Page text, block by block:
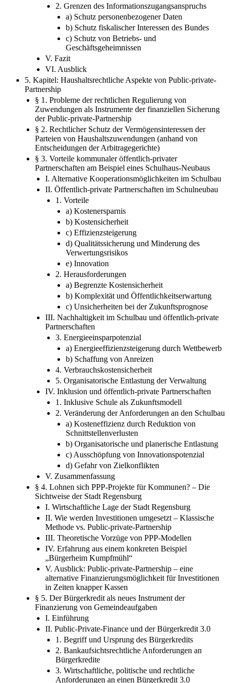
2. Grenzen des Informationszugangsanspruchs
a) Schutz personenbezogener Daten
b) Schutz fiskalischer Interessen des Bundes
c) Schutz von Betriebs- und
Geschäftsgeheimnissen
V. Fazit
VI. Ausblick
5. Kapitel: Haushaltsrechtliche Aspekte von Public-private-
Partnership
§ 1. Probleme der rechtlichen Regulierung von
Zuwendungen als Instrumente der finanziellen Sicherung
der Public-private-Partnership
§ 2. Rechtlicher Schutz der Vermögensinteressen der
Parteien von Haushaltszuwendungen (anhand von
Entscheidungen der Arbitragegerichte)
§ 3. Vorteile kommunaler öffentlich-privater
Partnerschaften am Beispiel eines Schulhaus-Neubaus
I. Alternative Kooperationsmöglichkeiten im Schulbau
II. Öffentlich-private Partnerschaften im Schulneubau
1. Vorteile
a) Kostenersparnis
b) Kostensicherheit
c) Effizienzsteigerung
d) Qualitätssicherung und Minderung des
Verwertungsrisikos
e) Innovation
2. Herausforderungen
a) Begrenzte Kostensicherheit
b) Komplexität und Öffentlichkeitserwartung
c) Unsicherheiten bei der Zukunftsprognose
III. Nachhaltigkeit im Schulbau und öffentlich-private
Partnerschaften
3. Energieeinsparpotenzial
a) Energieeffizienzsteigerung durch Wettbewerb
b) Schaffung von Anreizen
4. Verbrauchskostensicherheit
5. Organisatorische Entlastung der Verwaltung
IV. Inklusion und öffentlich-private Partnerschaften
1. Inklusive Schule als Zukunftsmodell
2. Veränderung der Anforderungen an den Schulbau
a) Kosteneffizienz durch Reduktion von
Schnittstellenverlusten
b) Organisatorische und planerische Entlastung
c) Ausschöpfung von Innovationspotenzial
d) Gefahr von Zielkonflikten
V. Zusammenfassung
§ 4. Lohnen sich PPP-Projekte für Kommunen? – Die
Sichtweise der Stadt Regensburg
I. Wirtschaftliche Lage der Stadt Regensburg
II. Wie werden Investitionen umgesetzt – Klassische
Methode vs. Public-private-Partnership
III. Theoretische Vorzüge von PPP-Modellen
IV. Erfahrung aus einem konkreten Beispiel
„Bürgerheim Kumpfmühl“
V. Ausblick: Public-private-Partnership – eine
alternative Finanzierungsmöglichkeit für Investitionen
in Zeiten knapper Kassen
§ 5. Der Bürgerkredit als neues Instrument der
Finanzierung von Gemeindeaufgaben
I. Einführung
II. Public-Private-Finance und der Bürgerkredit 3.0
1. Begriff und Ursprung des Bürgerkredits
2. Bankaufsichtsrechtliche Anforderungen an
Bürgerkredite
3. Wirtschaftliche, politische und rechtliche
Anforderungen an einen Bürgerkredit 3.0